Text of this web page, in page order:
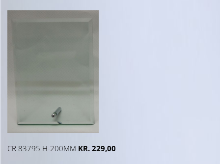
CR 83795 H-200MM KR. 229,00